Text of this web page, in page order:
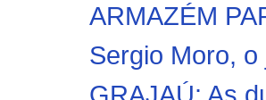
ARMAZÉM
Sergio Moro,